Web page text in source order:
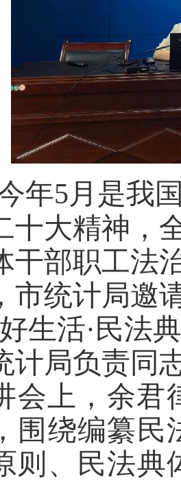
年5月是我
十大精神，
干部职工法
市统计局邀
生活·民法
计局负责同
会上， 余君
围绕编纂民
则、民法典